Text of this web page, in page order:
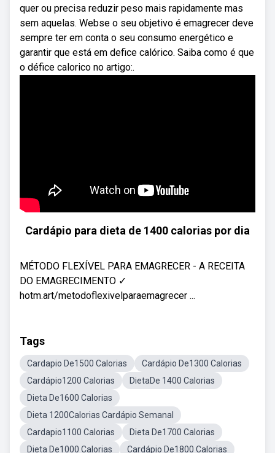
quer ou precisa reduzir peso mais rapidamente mas
sem aquelas. Webse o seu objetivo é emagrecer deve
sempre ter em conta o seu consumo energético e
garantir que está em defice calórico. Saiba como é que
o défice calorico no artigo:.
Cardápio para dieta de 1400 calorias por dia
MÉTODO FLEXÍVEL PARA EMAGRECER - A RECEITA
DO EMAGRECIMENTO ✓
hotm.art/metodoflexivelparaemagrecer ...
Tags
Cardapio De1500 Calorias
Cardápio De1300 Calorias
Cardápio1200 Calorias
DietaDe 1400 Calorias
Dieta De1600 Calorias
Dieta 1200Calorias Cardápio Semanal
Cardapio1100 Calorias
Dieta De1700 Calorias
Dieta De1000 Calorias
Cardápio De1800 Calorias